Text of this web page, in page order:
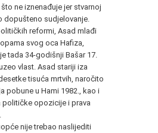
ne iznenađuje jer stvarnoj
dopušteno sudjelovanje.
reformi, Asad mlađi
svog oca Hafiza,
tada 34-godišnji Bašar 17.
vlast. Asad stariji iza
tisuća mrtvih, naročito
pobune u Hami 1982., kao i
političke opozicije i prava
nije trebao naslijediti